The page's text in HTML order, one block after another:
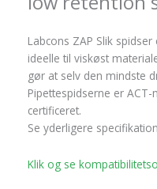
Labcons ZAP Slik
ideelle til viskøst
gør at selv den mindste
Pipettespidserne er
certificeret.
Se yderligere
Klik og se